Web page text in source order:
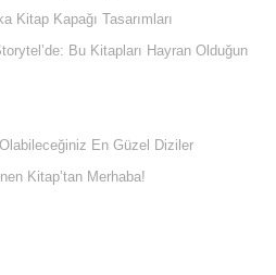
Kitap Kapağı Tasarımları
Bu Kitapları Hayran Olduğun
En Güzel Diziler
Kitap’tan Merhaba!